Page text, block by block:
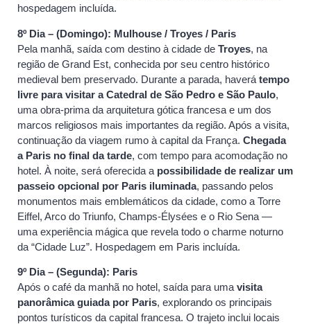
hospedagem incluída.
8º Dia – (Domingo): Mulhouse / Troyes / Paris
Pela manhã, saída com destino à cidade de Troyes, na
região de Grand Est, conhecida por seu centro histórico
medieval bem preservado. Durante a parada, haverá tempo
livre para visitar a Catedral de São Pedro e São Paulo,
uma obra-prima da arquitetura gótica francesa e um dos
marcos religiosos mais importantes da região. Após a visita,
continuação da viagem rumo à capital da França. Chegada
a Paris no final da tarde, com tempo para acomodação no
hotel. À noite, será oferecida a possibilidade de realizar um
passeio opcional por Paris iluminada, passando pelos
monumentos mais emblemáticos da cidade, como a Torre
Eiffel, Arco do Triunfo, Champs-Élysées e o Rio Sena —
uma experiência mágica que revela todo o charme noturno
da “Cidade Luz”. Hospedagem em Paris incluída.
9º Dia – (Segunda): Paris
Após o café da manhã no hotel, saída para uma visita
panorâmica guiada por Paris, explorando os principais
pontos turísticos da capital francesa. O trajeto inclui locais